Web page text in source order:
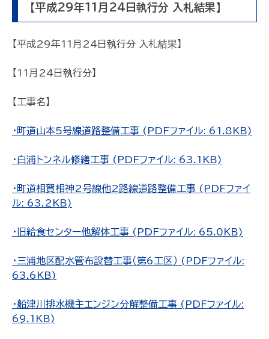
【平成29年11月24日執行分 入札結果】
【平成29年11月24日執行分 入札結果】
【11月24日執行分】
【工事名】
・町道山本5号線道路整備工事 (PDFファイル: 61.8KB)
・白浦トンネル修繕工事 (PDFファイル: 63.1KB)
・町道相賀相神2号線他2路線道路整備工事 (PDFファイ
ル: 63.2KB)
・旧給食センター他解体工事 (PDFファイル: 65.0KB)
・三浦地区配水管布設替工事（第6工区） (PDFファイル:
63.6KB)
・船津川排水機主エンジン分解整備工事 (PDFファイル:
69.1KB)